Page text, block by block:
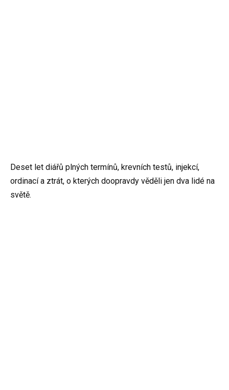
Deset let diářů plných termínů, krevních testů, injekcí,
ordinací a ztrát, o kterých doopravdy věděli jen dva lidé na
světě.